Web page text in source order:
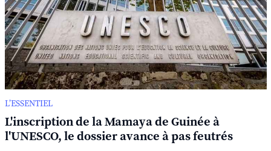
L’ESSENTIEL
L'inscription de la Mamaya de Guinée à
l'UNESCO, le dossier avance à pas feutrés